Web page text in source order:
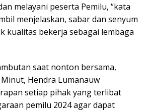
melayani peserta Pemilu, “kata
menjelaskan, sabar dan senyum
kualitas bekerja sebagai lembaga
saat nonton bersama,
Hendra Lumanauw
setiap pihak yang terlibat
pemilu 2024 agar dapat